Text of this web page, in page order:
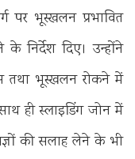
पर भूस्खलन प्रभावित
के निर्देश दिए। उन्होंने
तथा भूस्खलन रोकने में
ही स्लाइडिंग जोन में
की सलाह लेने के भी